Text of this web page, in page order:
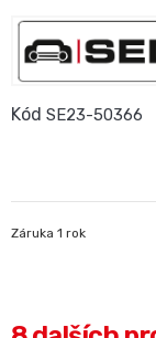
Kód SE23-50366
Záruka 1 rok